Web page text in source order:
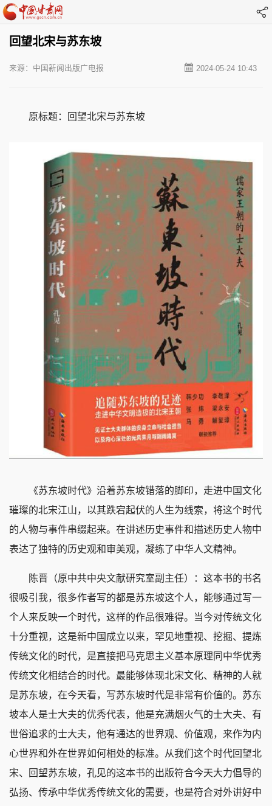
回望北宋与苏东坡
2024-05-24 10:43
来源：中国新闻出版广电报
原标题：回望北宋与苏东坡
《苏东坡时代》沿着苏东坡错落的脚印，走进中国文化
璀璨的北宋江山，以其跌宕起伏的人生为线索，将这个时代
的人物与事件串缀起来。在讲述历史事件和描述历史人物中
表达了独特的历史观和审美观，凝练了中华人文精神。
陈晋（原中共中央文献研究室副主任）：这本书的书名
很吸引我，很多作者写的都是苏东坡这个人，能够通过写一
个人来反映一个时代，这样的作品很难得。当今对传统文化
十分重视，这是新中国成立以来，罕见地重视、挖掘、提炼
传统文化的时代，是直接把马克思主义基本原理同中华优秀
传统文化相结合的时代。最能够体现北宋文化、精神的人就
是苏东坡，在今天看，写苏东坡时代是非常有价值的。苏东
坡本人是士大夫的优秀代表，他是充满烟火气的士大夫、有
世俗追求的士大夫，他有通达的世界观、价值观，来作为内
心世界和外在世界如何相处的标准。从我们这个时代回望北
宋、回望苏东坡，孔见的这本书的出版符合今天大力倡导的
弘扬、传承中华优秀传统文化的需要，也是符合对外讲好中